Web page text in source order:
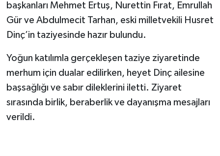
başkanları Mehmet Ertuş, Nurettin Fırat, Emrullah
Gür ve Abdulmecit Tarhan, eski milletvekili Husret
Dinç’in taziyesinde hazır bulundu.
Yoğun katılımla gerçekleşen taziye ziyaretinde
merhum için dualar edilirken, heyet Dinç ailesine
başsağlığı ve sabır dileklerini iletti. Ziyaret
sırasında birlik, beraberlik ve dayanışma mesajları
verildi.
YAŞAM